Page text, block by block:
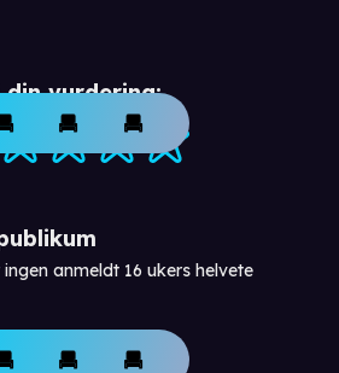
din vurdering:
anmeldt 16 ukers helvete